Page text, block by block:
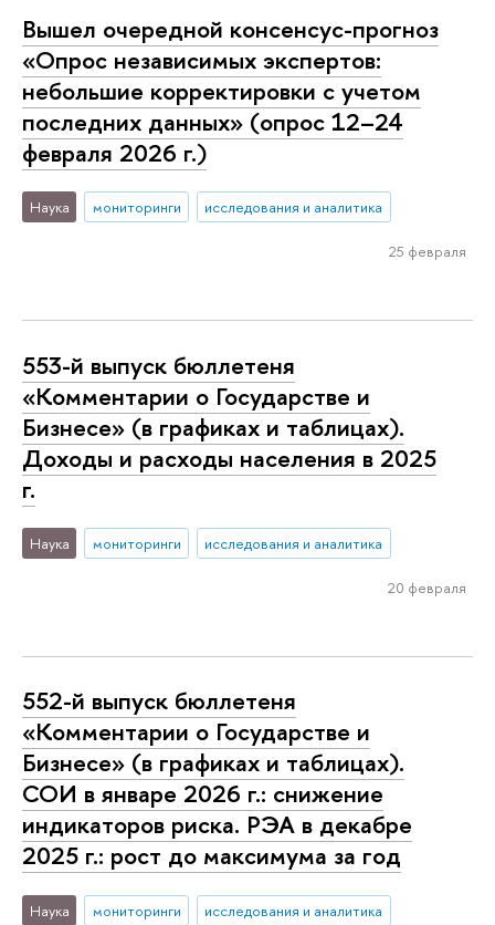
Вышел очередной консенсус-прогноз
«Опрос независимых экспертов:
небольшие корректировки с учетом
последних данных» (опрос 12–24
февраля 2026 г.)
Наука мониторинги исследования и аналитика
25 февраля
553-й выпуск бюллетеня
«Комментарии о Государстве и
Бизнесе» (в графиках и таблицах).
Доходы и расходы населения в 2025
г.
Наука мониторинги исследования и аналитика
20 февраля
552-й выпуск бюллетеня
«Комментарии о Государстве и
Бизнесе» (в графиках и таблицах).
СОИ в январе 2026 г.: снижение
индикаторов риска. РЭА в декабре
2025 г.: рост до максимума за год
Наука мониторинги исследования и аналитика